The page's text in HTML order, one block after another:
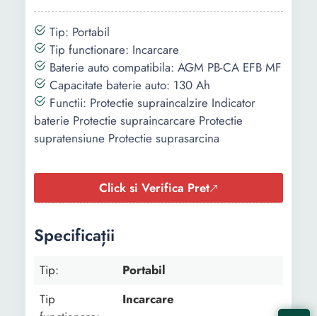
Continut
pachet:
- -
Tensiune de
iesire
12 V
24 V
12 V
24 V
Curent maxim
de incarcare
8 A 8 A
de pornire
Tensiune
- -
Tip: Portabil
Tip functionare: Incarcare
Baterie auto compatibila: AGM PB-CA EFB MF
Capacitate baterie auto: 130 Ah
Functii: Protectie supraincalzire Indicator
baterie Protectie supraincarcare Protectie
supratensiune Protectie suprasarcina
Click si Verifica Pret
Specificații
Tip:
Portabil
Tip
Incarcare